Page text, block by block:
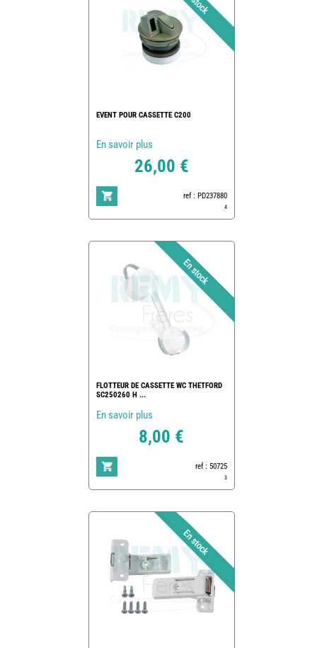
EVENT POUR CASSETTE C200
En savoir plus
26,00 €
ref : PD237880
4
FLOTTEUR DE CASSETTE WC THETFORD
SC250260 H ...
En savoir plus
8,00 €
ref : 50725
3